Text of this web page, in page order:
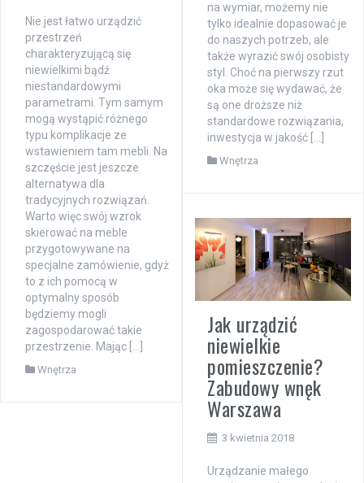
na wymiar, możemy nie
tylko idealnie dopasować je
do naszych potrzeb, ale
także wyrazić swój osobisty
styl. Choć na pierwszy rzut
oka może się wydawać, że
są one droższe niż
standardowe rozwiązania,
inwestycja w jakość […]
Wnętrza
Nie jest łatwo urządzić
przestrzeń
charakteryzującą się
niewielkimi bądź
niestandardowymi
parametrami. Tym samym
mogą wystąpić różnego
typu komplikacje ze
wstawieniem tam mebli. Na
szczęście jest jeszcze
alternatywa dla
tradycyjnych rozwiązań.
Warto więc swój wzrok
skierować na meble
przygotowywane na
specjalne zamówienie, gdyż
to z ich pomocą w
optymalny sposób
będziemy mogli
zagospodarować takie
przestrzenie. Mając […]
Wnętrza
Jak urządzić
niewielkie
pomieszczenie?
Zabudowy wnęk
Warszawa
3 kwietnia 2018
Urządzanie małego